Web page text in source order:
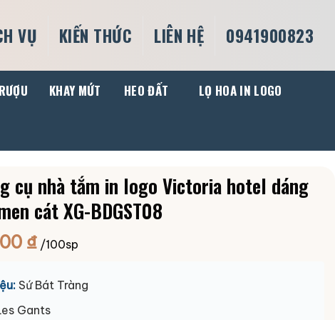
VỤ KIẾN THỨC LIÊN HỆ 0941900823
KHAY MỨT HEO ĐẤT LỌ HOA IN LOGO
cụ nhà tắm in logo Victoria hotel dáng
cát XG-BDGST08
₫ /100sp
Sứ Bát Tràng
Gants